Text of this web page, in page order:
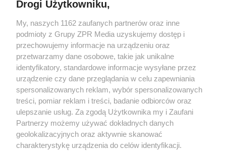
Żaden utwór zamieszczony w serwisie nie może być powielany i
rozpowszechniany lub dalej rozpowszechniany w jakikolwiek sposób (w
tym także elektroniczny lub mechaniczny) na jakimkolwiek polu
eksploatacji w jakiejkolwiek formie, włącznie z umieszczaniem w
Internecie bez pisemnej zgody właściciela praw. Jakiekolwiek użycie lub
wykorzystanie utworów w całości lub w części z naruszeniem prawa,
tzn. bez właściwej zgody, jest zabronione pod groźbą kary i może być
ścigane prawnie.
Drogi Użytkowniku,
My, naszych 1162 zaufanych partnerów oraz inne
podmioty z Grupy ZPR Media uzyskujemy dostęp i
przechowujemy informacje na urządzeniu oraz
przetwarzamy dane osobowe, takie jak unikalne
identyfikatory, standardowe informacje wysyłane przez
urządzenie czy dane przeglądania w celu zapewniania
spersonalizowanych reklam, wybór spersonalizowanych
treści, pomiar reklam i treści, badanie odbiorców oraz
ulepszanie usług. Za zgodą Użytkownika my i Zaufani
Partnerzy możemy używać dokładnych danych
geolokalizacyjnych oraz aktywnie skanować
charakterystykę urządzenia do celów identyfikacji.